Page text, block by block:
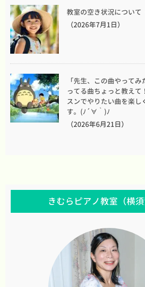
教室の空き状況について
（2026年7月1日）
「先生、この曲やって
ってる曲ちょっと教えて
スンでやりたい曲を楽し
す。(ﾉ´∀｀)ﾉ
（2026年6月21日）
きむらピアノ教室（横須